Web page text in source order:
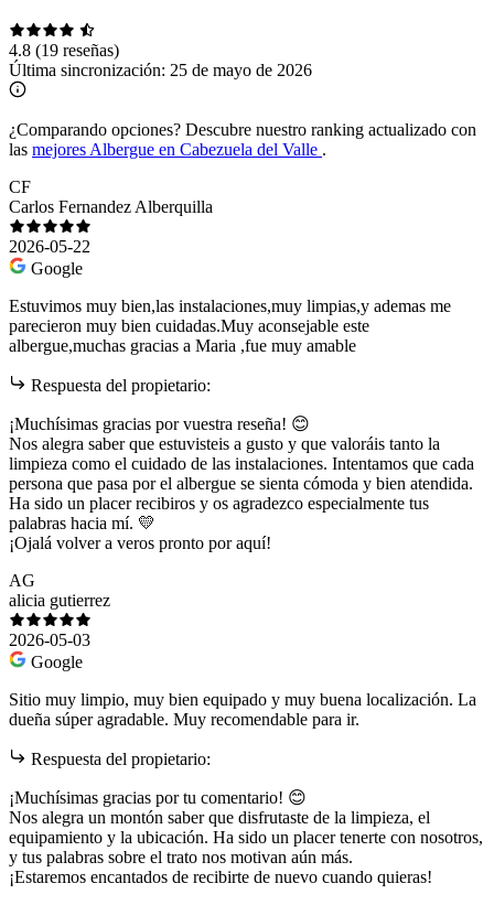
4.8 (19 reseñas)
Última sincronización: 25 de mayo de 2026
¿Comparando opciones? Descubre nuestro ranking actualizado con
las mejores Albergue en Cabezuela del Valle .
CF
Carlos Fernandez Alberquilla
2026-05-22
Google
Estuvimos muy bien,las instalaciones,muy limpias,y ademas me
parecieron muy bien cuidadas.Muy aconsejable este
albergue,muchas gracias a Maria ,fue muy amable
Respuesta del propietario:
¡Muchísimas gracias por vuestra reseña! 😊
Nos alegra saber que estuvisteis a gusto y que valoráis tanto la
limpieza como el cuidado de las instalaciones. Intentamos que cada
persona que pasa por el albergue se sienta cómoda y bien atendida.
Ha sido un placer recibiros y os agradezco especialmente tus
palabras hacia mí. 💛
¡Ojalá volver a veros pronto por aquí!
AG
alicia gutierrez
2026-05-03
Google
Sitio muy limpio, muy bien equipado y muy buena localización. La
dueña súper agradable. Muy recomendable para ir.
Respuesta del propietario:
¡Muchísimas gracias por tu comentario! 😊
Nos alegra un montón saber que disfrutaste de la limpieza, el
equipamiento y la ubicación. Ha sido un placer tenerte con nosotros,
y tus palabras sobre el trato nos motivan aún más.
¡Estaremos encantados de recibirte de nuevo cuando quieras!